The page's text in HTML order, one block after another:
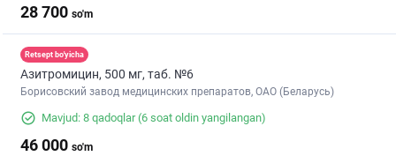
28 700 so'm
Retsept bo'yicha
Азитромицин, 500 мг, таб. №6
Борисовский завод медицинских препаратов, ОАО (Беларусь)
Mavjud: 8 qadoqlar(6 soat oldin yangilangan)
46 000 so'm